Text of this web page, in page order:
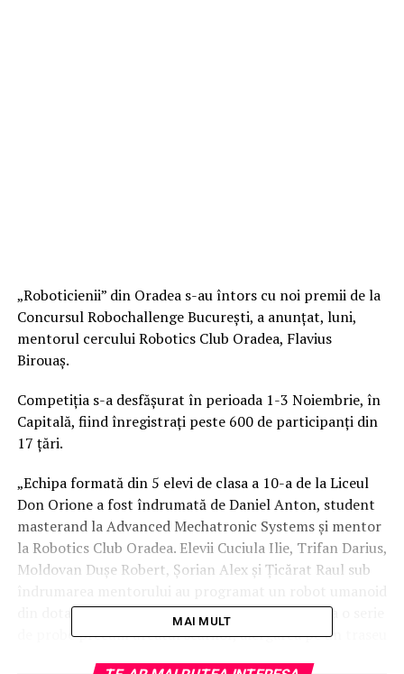
„Roboticienii” din Oradea s-au întors cu noi premii de la
Concursul Robochallenge București, a anunțat, luni,
mentorul cercului Robotics Club Oradea, Flavius
Birouaș.
Competiția s-a desfășurat în perioada 1-3 Noiembrie, în
Capitală, fiind înregistrați peste 600 de participanți din
17 țări.
„Echipa formată din 5 elevi de clasa a 10-a de la Liceul
Don Orione a fost îndrumată de Daniel Anton, student
masterand la Advanced Mechatronic Systems și mentor
la Robotics Club Oradea. Elevii Cuciula Ilie, Trifan Darius,
Moldovan Dușe Robert, Șorian Alex și Țicărat Raul sub
din dotarea clubului de robotică pentru a efectua o serie
de probe precum urcatul scărilor, alergarea pe un traseu
MAI MULT